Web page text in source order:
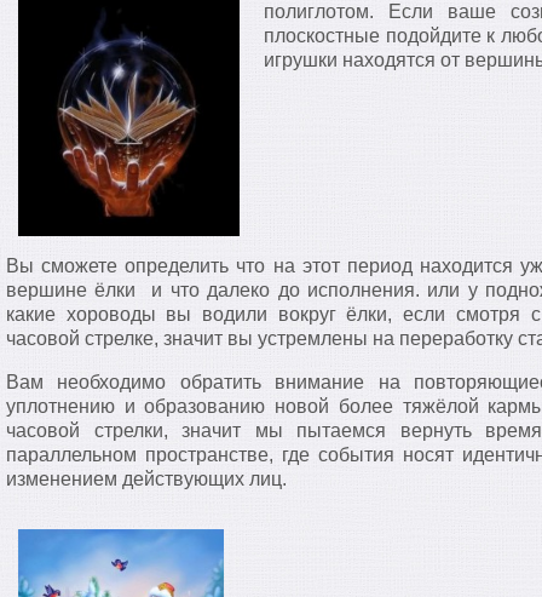
полиглотом. Если ваше
плоскостные подойдите к
игрушки находятся от
Вы сможете определить что на этот период находится
вершине ёлки и что далеко до исполнения. или у
какие хороводы вы водили вокруг ёлки, если
часовой стрелке, значит вы устремлены на переработку
Вам необходимо обратить внимание на
уплотнению и образованию новой более тяжёлой
часовой стрелки, значит мы пытаемся вернуть
параллельном пространстве, где события носят
изменением действующих лиц.